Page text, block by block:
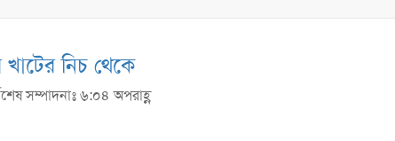
নিচ থেকে
সম্পাদনাঃ ৬:০৪ অপরাহ্ণ